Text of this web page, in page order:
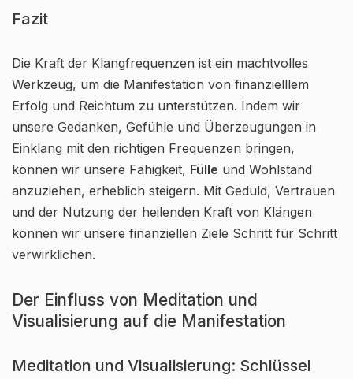
Fazit
Die Kraft der Klangfrequenzen ist ein machtvolles
Werkzeug, um die Manifestation von finanzielllem
Erfolg und Reichtum zu unterstützen. Indem wir
unsere Gedanken, Gefühle und Überzeugungen in
Einklang mit den richtigen Frequenzen bringen,
können wir unsere Fähigkeit, Fülle und Wohlstand
anzuziehen, erheblich steigern. Mit Geduld, Vertrauen
und der Nutzung der heilenden Kraft von Klängen
können wir unsere finanziellen Ziele Schritt für Schritt
verwirklichen.
Der Einfluss von Meditation und
Visualisierung auf die Manifestation
Meditation und Visualisierung: Schlüssel